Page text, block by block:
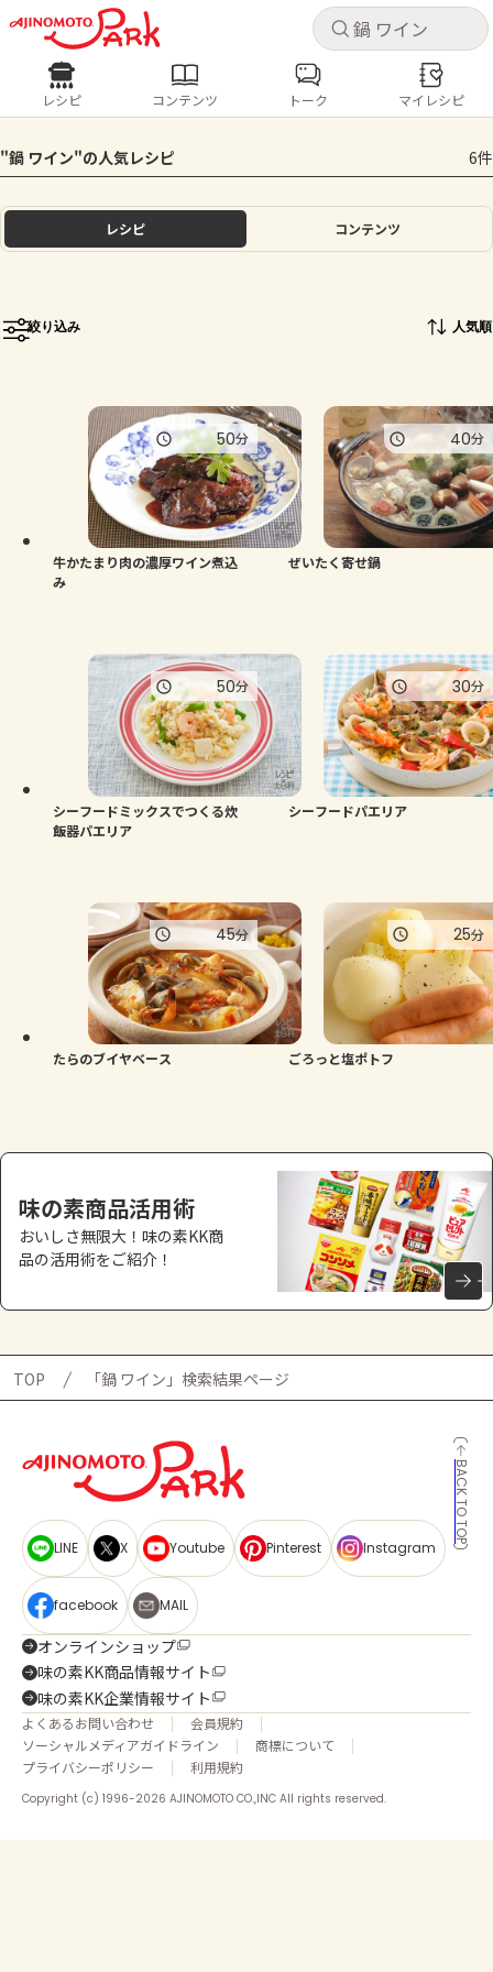
キャ
ログインするとレシピを保存できます
ログイン
ホーム
トーク
よくあるお問い合わせ
お買い物
キャ
レシピ コンテンツ
人気の食材・レシピ
きゅうり なす トマト とうもろこし
ピーマン
レシピ コンテンツ トーク マイレシピ
"鍋 ワイン"の人気レシピ 6件
レシピ コンテンツ
絞り込み 人気順
牛かたまり肉の濃厚ワイン煮込
み
50分
ぜいたく寄せ鍋
40分
シーフードミックスでつくる炊
飯器パエリア
50分
シーフードパエリア
30分
たらのブイヤベース
45分
ごろっと塩ポトフ
25分
味の素商品活用術
おいしさ無限大！味の素KK商
品の活用術をご紹介！
TOP 「鍋 ワイン」検索結果ページ
BACK TO TOP
LINE X Youtube Pinterest Instagram
facebook MAIL
オンラインショップ
味の素KK商品情報サイト
味の素KK企業情報サイト
よくあるお問い合わせ
会員規約
ソーシャルメディアガイドライン
商標について
プライバシーポリシー
利用規約
Copyright (c) 1996-2026 AJINOMOTO CO.,INC All rights reserved.